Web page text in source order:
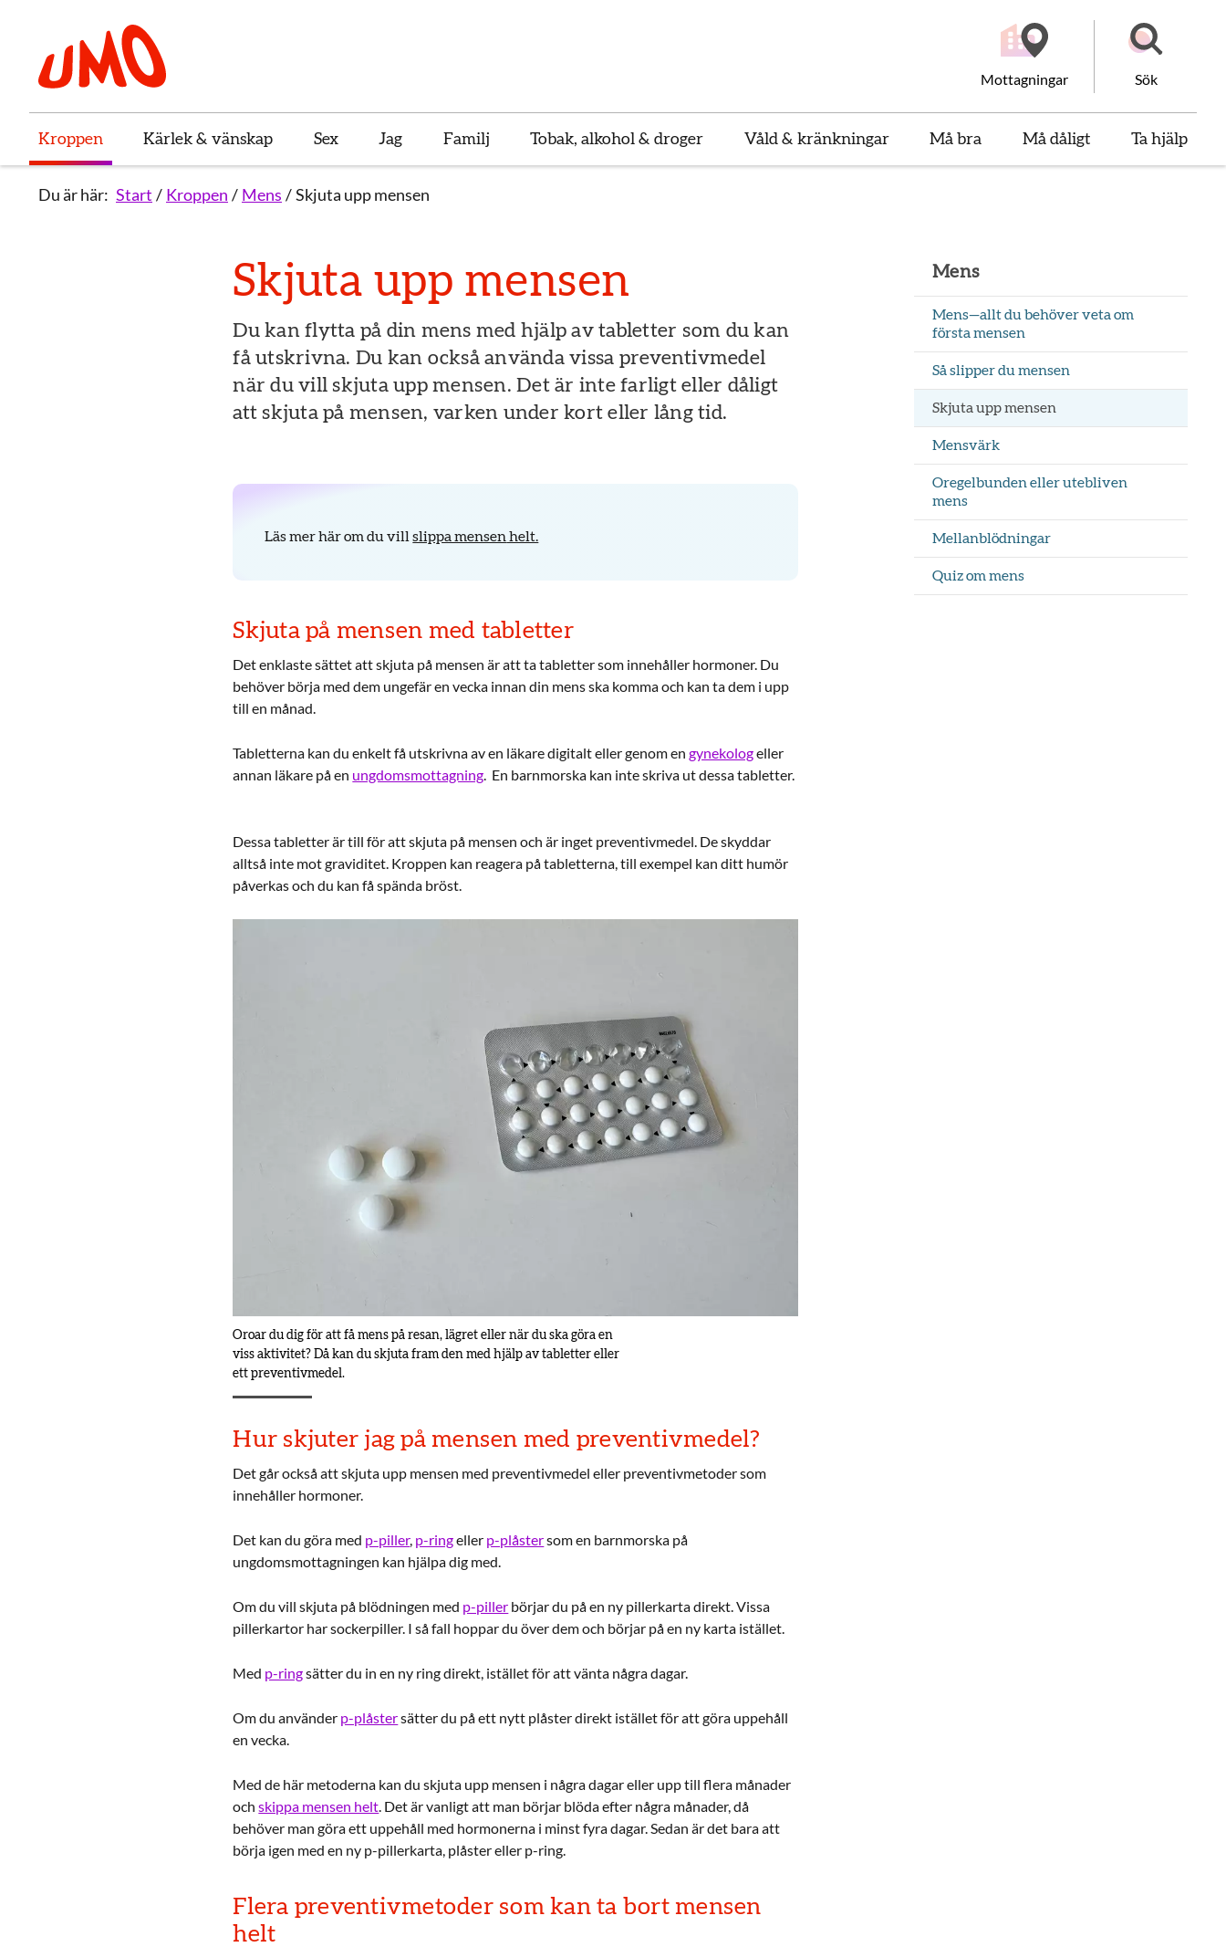
Till startsidan för Umo
Mottagningar Sök
Kroppen Kärlek & vänskap Sex Jag Familj Tobak, alkohol & droger Våld & kränkningar Må bra Må dåligt Ta hjälp
Du är här: Start Kroppen Mens Skjuta upp mensen
Skjuta upp mensen
Du kan flytta på din mens med hjälp av tabletter som du kan
få utskrivna. Du kan också använda vissa preventivmedel
när du vill skjuta upp mensen. Det är inte farligt eller dåligt
att skjuta på mensen, varken under kort eller lång tid.
Läs mer här om du vill slippa mensen helt.
Skjuta på mensen med tabletter
Det enklaste sättet att skjuta på mensen är att ta tabletter som innehåller hormoner. Du
behöver börja med dem ungefär en vecka innan din mens ska komma och kan ta dem i upp
till en månad.
Tabletterna kan du enkelt få utskrivna av en läkare digitalt eller genom engynekologeller
annan läkare på en ungdomsmottagning. En barnmorska kan inte skriva ut dessa tabletter.
Dessa tabletter är till för att skjuta på mensen och är inget preventivmedel. De skyddar
alltså inte mot graviditet. Kroppen kan reagera på tabletterna, till exempel kan ditt humör
påverkas och du kan få spända bröst.
Oroar du dig för att få mens på resan, lägret eller när du ska göra en
viss aktivitet? Då kan du skjuta fram den med hjälp av tabletter eller
ett preventivmedel.
Hur skjuter jag på mensen med preventivmedel?
Det går också att skjuta upp mensen med preventivmedel eller preventivmetoder som
innehåller hormoner.
Det kan du göra med p-piller, p-ringeller p-plåstersom en barnmorska på
ungdomsmottagningen kan hjälpa dig med.
Om du vill skjuta på blödningen med p-piller börjar du på en ny pillerkarta direkt. Vissa
pillerkartor har sockerpiller. I så fall hoppar du över dem och börjar på en ny karta istället.
Med p-ringsätter du in en ny ring direkt, istället för att vänta några dagar.
Om du använder p-plåstersätter du på ett nytt plåster direkt istället för att göra uppehåll
en vecka.
Med de här metoderna kan du skjuta upp mensen i några dagar eller upp till flera månader
ochskippa mensen helt . Det är vanligt att man börjar blöda efter några månader, då
behöver man göra ett uppehåll med hormonerna i minst fyra dagar. Sedan är det bara att
börja igen med en ny p-pillerkarta, plåster eller p-ring.
Flera preventivmetoder som kan ta bort mensen
helt
Mens
Mens—allt du behöver veta om
första mensen
Så slipper du mensen
Skjuta upp mensen
Mensvärk
Oregelbunden eller utebliven
mens
Mellanblödningar
Quiz om mens